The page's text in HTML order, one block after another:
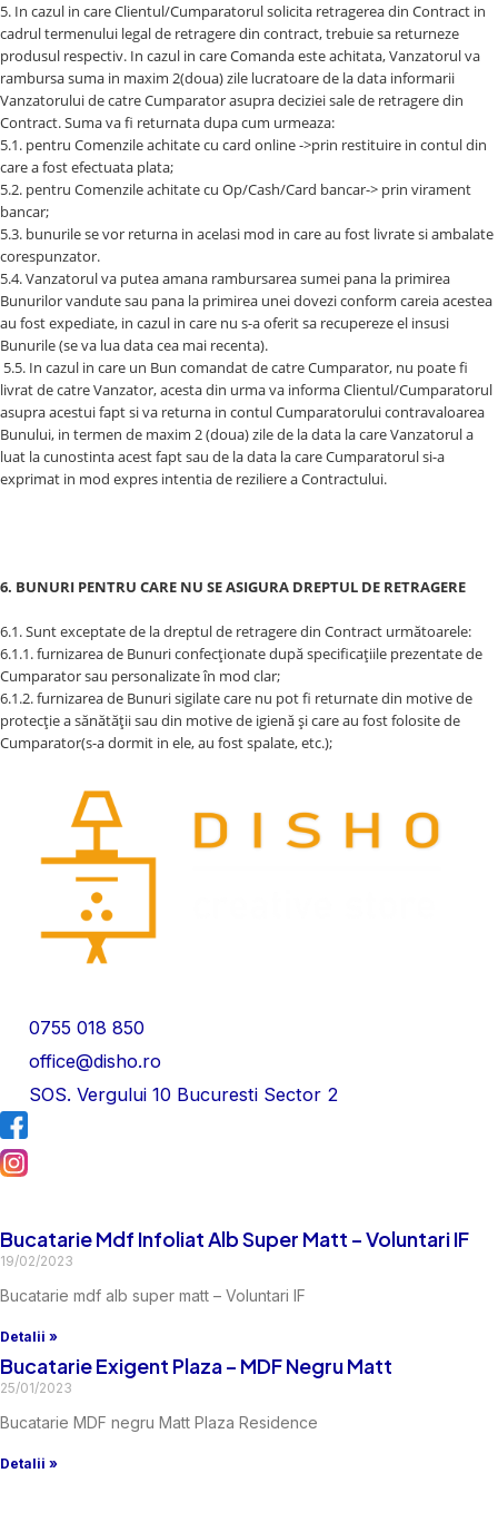
5. In cazul in care Clientul/Cumparatorul solicita retragerea din Contract in
cadrul termenului legal de retragere din contract, trebuie sa returneze
produsul respectiv. In cazul in care Comanda este achitata, Vanzatorul va
rambursa suma in maxim 2(doua) zile lucratoare de la data informarii
Vanzatorului de catre Cumparator asupra deciziei sale de retragere din
Contract. Suma va fi returnata dupa cum urmeaza:
5.1. pentru Comenzile achitate cu card online ->prin restituire in contul din
care a fost efectuata plata;
5.2. pentru Comenzile achitate cu Op/Cash/Card bancar-> prin virament
bancar;
5.3. bunurile se vor returna in acelasi mod in care au fost livrate si ambalate
corespunzator.
5.4. Vanzatorul va putea amana rambursarea sumei pana la primirea
Bunurilor vandute sau pana la primirea unei dovezi conform careia acestea
au fost expediate, in cazul in care nu s-a oferit sa recupereze el insusi
Bunurile (se va lua data cea mai recenta).
5.5. In cazul in care un Bun comandat de catre Cumparator, nu poate fi
livrat de catre Vanzator, acesta din urma va informa Clientul/Cumparatorul
asupra acestui fapt si va returna in contul Cumparatorului contravaloarea
Bunului, in termen de maxim 2 (doua) zile de la data la care Vanzatorul a
luat la cunostinta acest fapt sau de la data la care Cumparatorul si-a
exprimat in mod expres intentia de reziliere a Contractului.
6. BUNURI PENTRU CARE NU SE ASIGURA DREPTUL DE RETRAGERE
6.1. Sunt exceptate de la dreptul de retragere din Contract următoarele:
6.1.1. furnizarea de Bunuri confecţionate după specificaţiile prezentate de
Cumparator sau personalizate în mod clar;
6.1.2. furnizarea de Bunuri sigilate care nu pot fi returnate din motive de
protecţie a sănătăţii sau din motive de igienă şi care au fost folosite de
Cumparator(s-a dormit in ele, au fost spalate, etc.);
0755 018 850
office@disho.ro
SOS. Vergului 10 Bucuresti Sector 2
Bucatarie Mdf Infoliat Alb Super Matt – Voluntari IF
19/02/2023
Bucatarie mdf alb super matt – Voluntari IF
Detalii »
Bucatarie Exigent Plaza – MDF Negru Matt
25/01/2023
Bucatarie MDF negru Matt Plaza Residence
Detalii »